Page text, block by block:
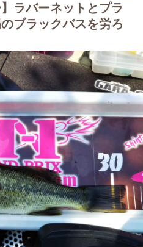
ラバーネットとプラ
ブラックバスを労ろ